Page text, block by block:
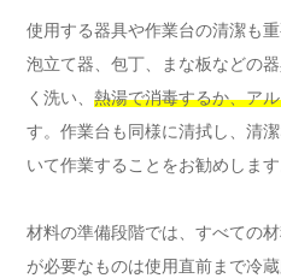
使用する器具や作業台の清潔も
泡立て器、包丁、まな板などの
く洗い、 熱湯で消毒するか、ア
す。作業台も同様に清拭し、清
いて作業することをお勧めします
材料の準備段階では、すべての
が必要なものは使用直前まで冷